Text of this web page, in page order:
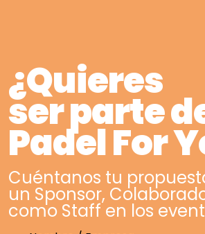
¿Quieres
ser parte
Padel For
Cuéntanos tu
un Sponsor,
como Staff en los